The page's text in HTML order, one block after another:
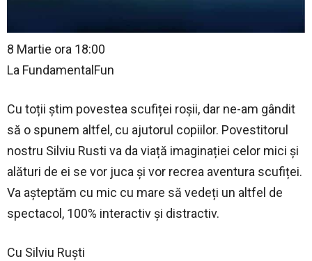
8 Martie ora 18:00
La FundamentalFun
Cu toții știm povestea scufiței roșii, dar ne-am gândit
să o spunem altfel, cu ajutorul copiilor. Povestitorul
nostru Silviu Rusti va da viață imaginației celor mici și
alături de ei se vor juca și vor recrea aventura scufiței.
Va așteptăm cu mic cu mare să vedeți un altfel de
spectacol, 100% interactiv și distractiv.
Cu Silviu Ruști